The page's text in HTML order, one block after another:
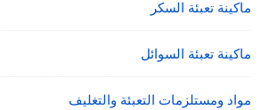
ماكينة تعبئة السكر
ماكينة تعبئة السوائل
مواد ومستلزمات التعبئة والتغليف